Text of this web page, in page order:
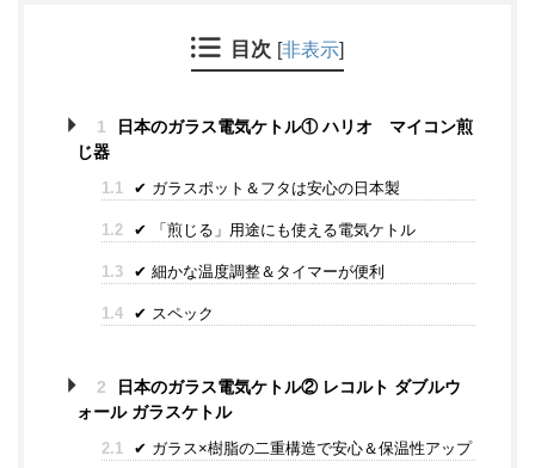
目次 [非表示]
1
日本のガラス電気ケトル① ハリオ マイコン煎
じ器
1.1 ✔ ガラスポット＆フタは安心の日本製
1.2 ✔ 「煎じる」用途にも使える電気ケトル
1.3 ✔ 細かな温度調整＆タイマーが便利
1.4 ✔ スペック
2
日本のガラス電気ケトル② レコルト ダブルウ
ォール ガラスケトル
2.1 ✔ ガラス×樹脂の二重構造で安心＆保温性アップ